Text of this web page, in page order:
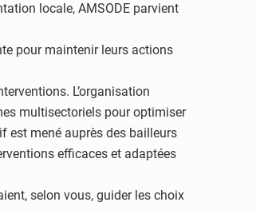
locale, AMSODE parvient
pour maintenir leurs actions
L’organisation
multisectoriels pour optimiser
est mené auprès des bailleurs
efficaces et adaptées
selon vous, guider les choix